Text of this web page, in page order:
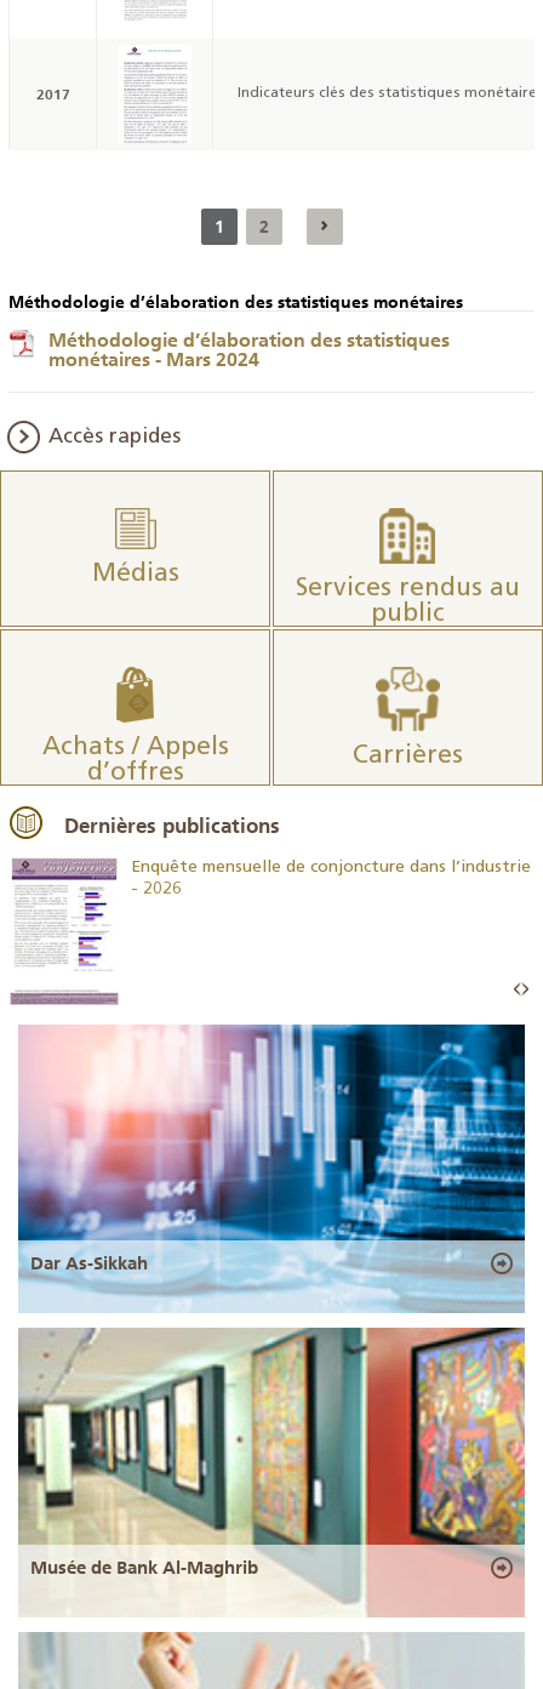
2017 Indicateurs clés des statistiques
1 2
Méthodologie d’élaboration des statistiques monétaires
Méthodologie d’élaboration des statistiques
monétaires - Mars 2024
Accès rapides
Médias
Services rendus au
public
Achats / Appels
d’offres
Carrières
Dernières publications
Enquête mensuelle de conjoncture dans l’industrie
- 2026
Dar As-Sikkah
Musée de Bank Al-Maghrib